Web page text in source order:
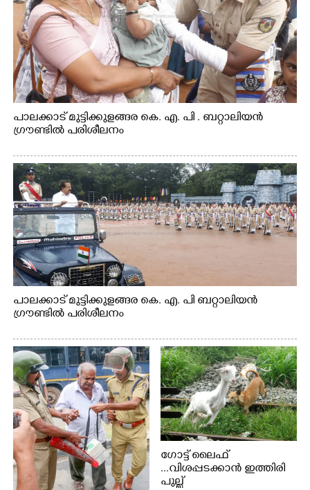
പാലക്കാട് മുട്ടിക്കുളങ്ങര കെ. എ. പി . ബറ്റാലിയൻ
ഗ്രൗണ്ടിൽ പരിശീലനം
പാലക്കാട് മുട്ടിക്കുളങ്ങര കെ. എ. പി ബറ്റാലിയൻ
ഗ്രൗണ്ടിൽ പരിശീലനം
ഗോട്ട് ലൈഫ്
...വിശപ്പടക്കാൻ ഇത്തിരി
പുല്ല്